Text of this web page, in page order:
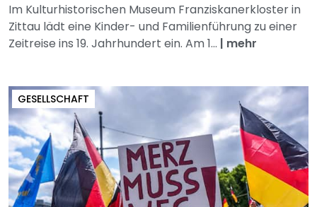
Im Kulturhistorischen Museum Franziskanerkloster in
Zittau lädt eine Kinder- und Familienführung zu einer
Zeitreise ins 19. Jahrhundert ein. Am 1... | mehr
GESELLSCHAFT